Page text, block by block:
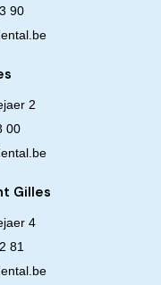
90
2
00
Gilles
4
81